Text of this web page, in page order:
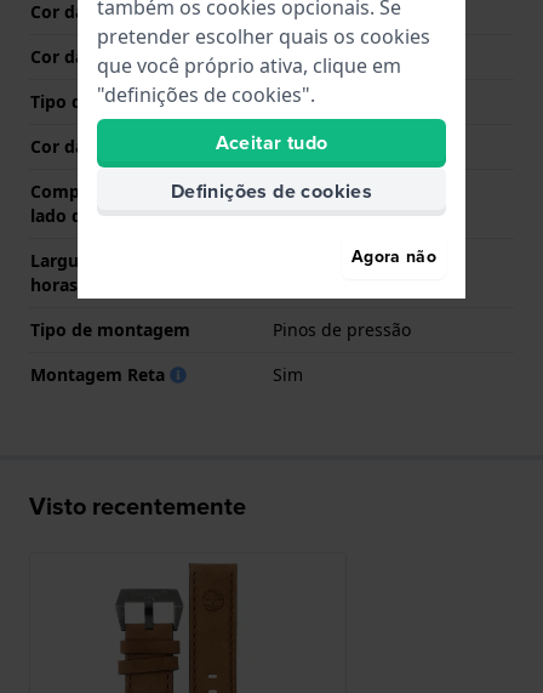
Cor da bracelete
Castanho
Cor das costuras
Castanho
Tipo de Fecho
Fecho
Cor da fivela
Antracite
Comprimento de banda no
lado das 12 horas
75 mm
Largura de banda lado 6
horas (mm)
Tipo de montagem
Pinos de pressão
Montagem Reta
Sim
Visto recentemente
também os cookies opcionais. Se
pretender escolher quais os cookies
que você próprio ativa, clique em
"definições de cookies".
Aceitar tudo
Definições de cookies
Agora não